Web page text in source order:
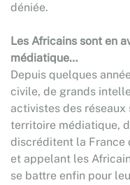
déniée.
Les Africains sont en
médiatique…
Depuis quelques
civile, de grands
activistes des réseaux
territoire médiatique,
discréditent la France
et appelant les
se battre enfin pour